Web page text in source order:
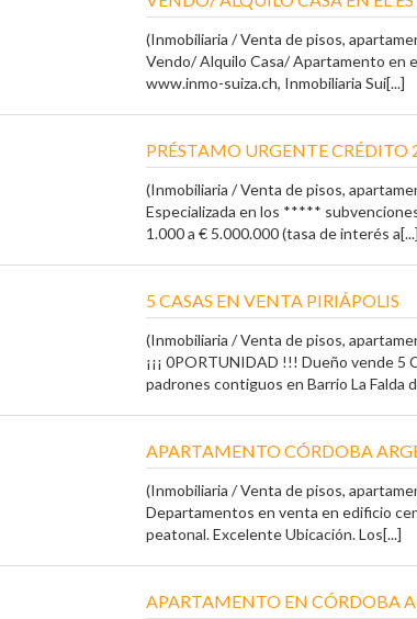
(Inmobiliaria / Venta de pisos,
Vendo/ Alquilo Casa/ Apartamento en
www.inmo-suiza.ch, Inmobiliaria Sui[...]
PRÉSTAMO URGENTE CRÉDITO
(Inmobiliaria / Venta de pisos,
Especializada en los *****
1.000 a € 5.000.000 (tasa de interés a[...]
5 CASAS EN VENTA PIRIÁPOLIS
(Inmobiliaria / Venta de pisos,
¡¡¡ 0PORTUNIDAD !!! Dueño vende 5
padrones contiguos en Barrio La Falda
APARTAMENTO CÓRDOBA
(Inmobiliaria / Venta de pisos,
Departamentos en venta en edificio
peatonal. Excelente Ubicación. Los[...]
APARTAMENTO EN CÓRDOBA